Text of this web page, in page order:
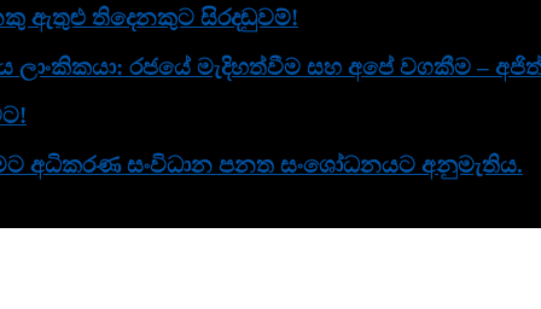
ඇතුළු තිදෙනකුට සිරදඬුවම්!
ලාංකිකයා: රජයේ මැදිහත්වීම සහ අපේ වගකීම –
අධිකරණ සංවිධාන පනත සංශෝධනයට අනුමැතිය.